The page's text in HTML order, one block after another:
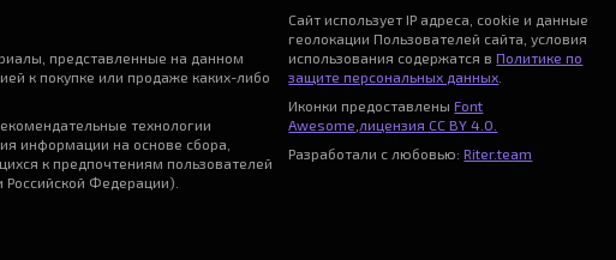
представленные на данном
к покупке или продаже каких-либо
технологии
информации на основе сбора,
к предпочтениям пользователей
Российской Федерации).
Сайт использует IP адреса, cookie и данные
геолокации Пользователей сайта, условия
использования содержатся вПолитике по
защите персональных данных
Иконки предоставленыFont
Awesome лицензия CC BY 4.0.
Разработали с любовью:Riter.team